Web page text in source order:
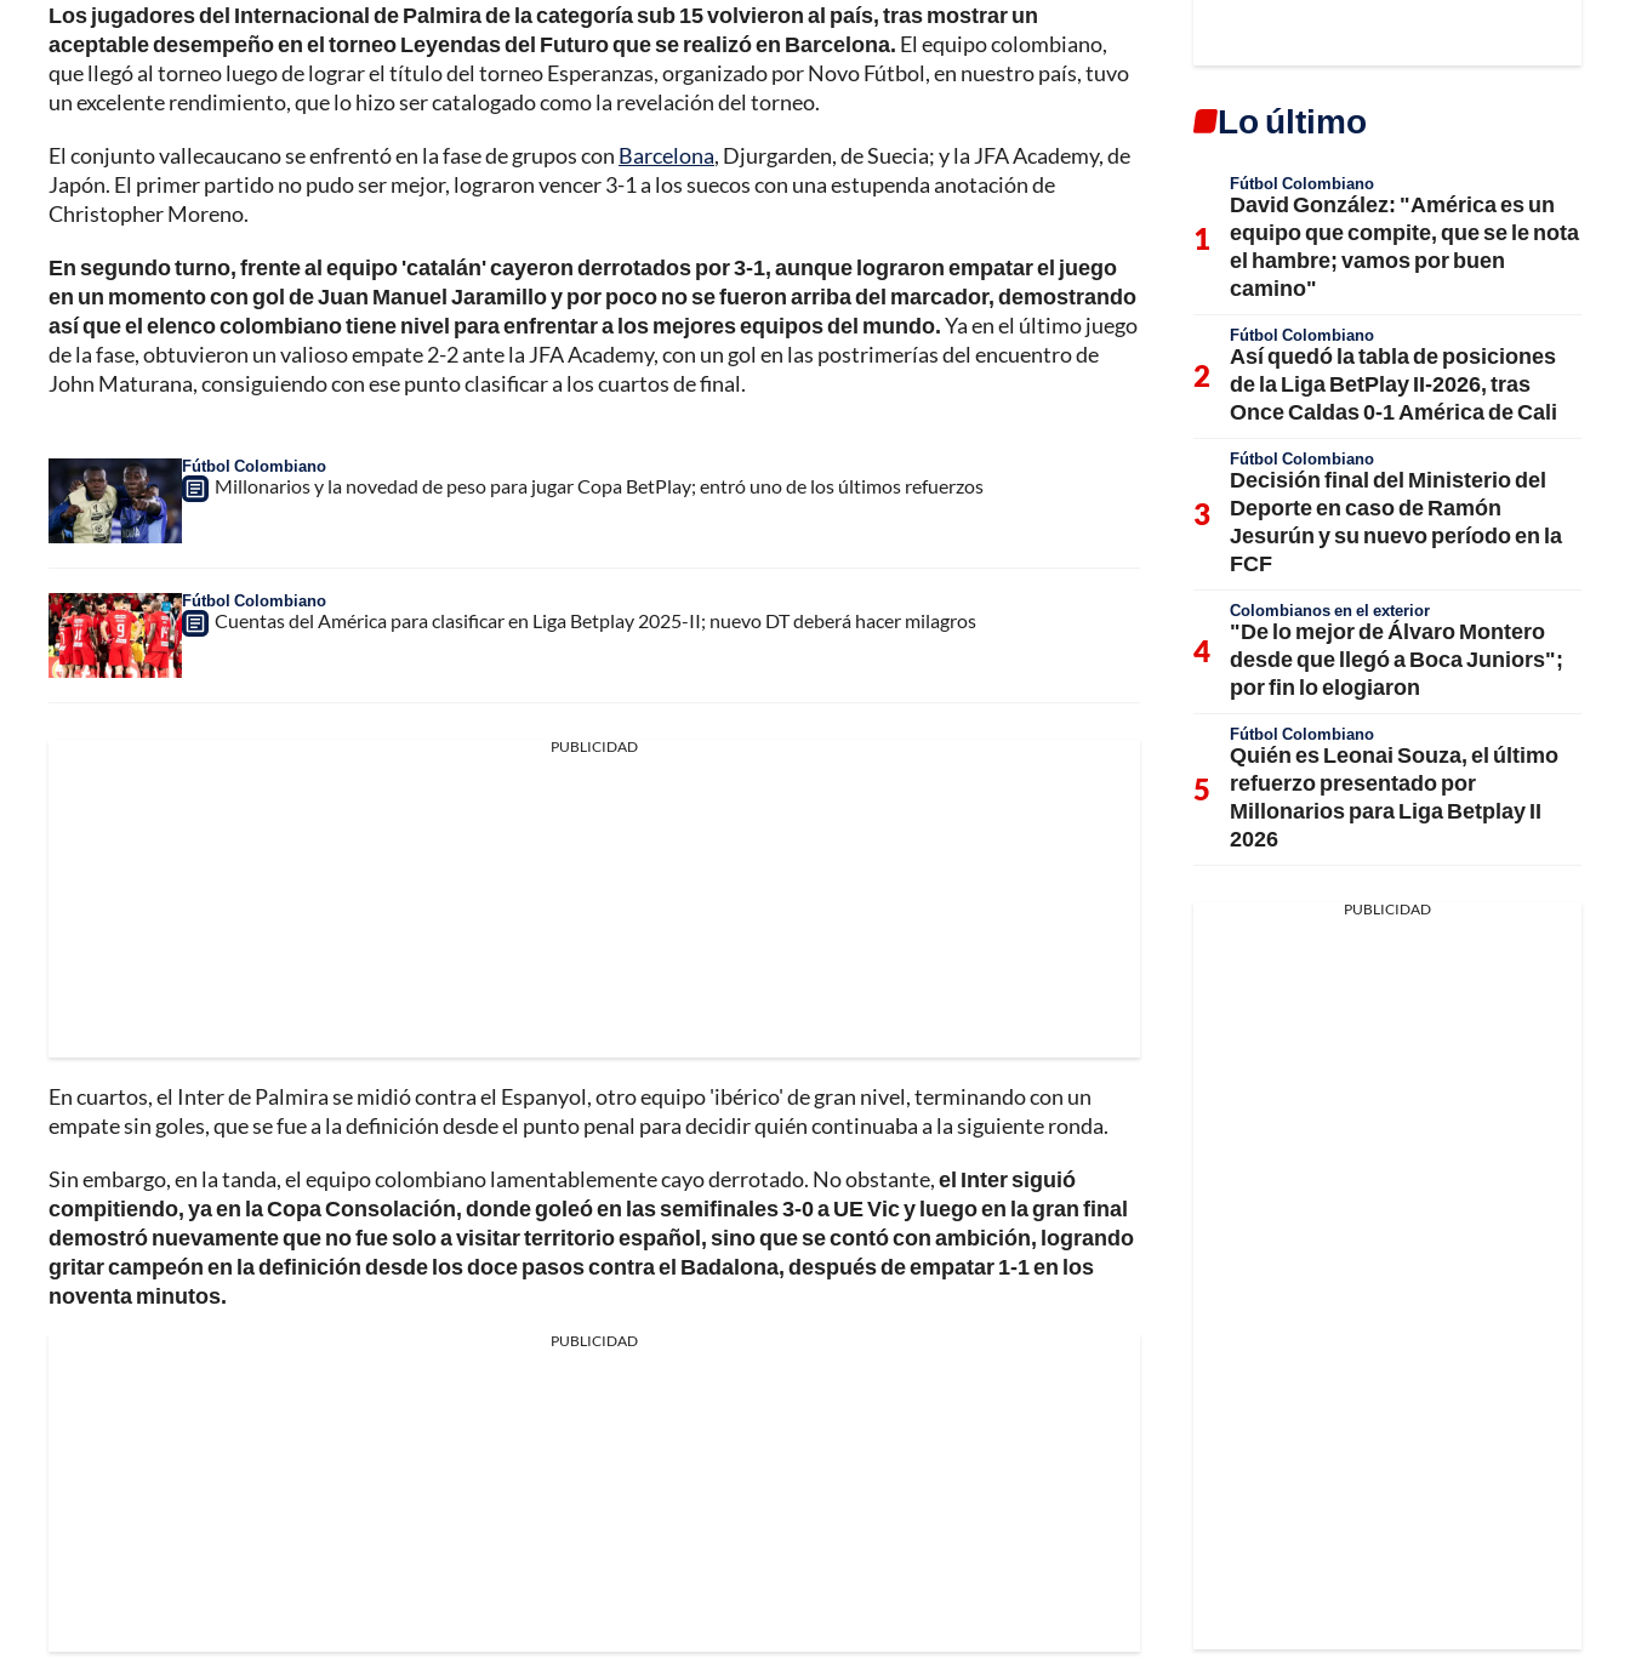
Los jugadores del Internacional de Palmira de la categoría sub 15 volvieron al país, tras mostrar un
aceptable desempeño en el torneo Leyendas del Futuro que se realizó en Barcelona. El equipo colombiano,
que llegó al torneo luego de lograr el título del torneo Esperanzas, organizado por Novo Fútbol, en nuestro país, tuvo
un excelente rendimiento, que lo hizo ser catalogado como la revelación del torneo.
El conjunto vallecaucano se enfrentó en la fase de grupos con Barcelona, Djurgarden, de Suecia; y la JFA Academy, de
Japón. El primer partido no pudo ser mejor, lograron vencer 3-1 a los suecos con una estupenda anotación de
Christopher Moreno.
En segundo turno, frente al equipo 'catalán' cayeron derrotados por 3-1, aunque lograron empatar el juego
en un momento con gol de Juan Manuel Jaramillo y por poco no se fueron arriba del marcador, demostrando
así que el elenco colombiano tiene nivel para enfrentar a los mejores equipos del mundo.Ya en el último juego
de la fase, obtuvieron un valioso empate 2-2 ante la JFA Academy, con un gol en las postrimerías del encuentro de
John Maturana, consiguiendo con ese punto clasificar a los cuartos de final.
Fútbol Colombiano
Millonarios y la novedad de peso para jugar Copa BetPlay; entró uno de los últimos refuerzos
Fútbol Colombiano
Cuentas del América para clasificar en Liga Betplay 2025-II; nuevo DT deberá hacer milagros
PUBLICIDAD
En cuartos, el Inter de Palmira se midió contra el Espanyol, otro equipo 'ibérico' de gran nivel, terminando con un
empate sin goles, que se fue a la definición desde el punto penal para decidir quién continuaba a la siguiente ronda.
Sin embargo, en la tanda, el equipo colombiano lamentablemente cayo derrotado. No obstante,el Inter siguió
compitiendo, ya en la Copa Consolación, donde goleó en las semifinales 3-0 a UE Vic y luego en la gran final
demostró nuevamente que no fue solo a visitar territorio español, sino que se contó con ambición, logrando
gritar campeón en la definición desde los doce pasos contra el Badalona, después de empatar 1-1 en los
noventa minutos.
PUBLICIDAD
Lo último
Fútbol Colombiano
David González: "América es un
equipo que compite, que se le nota
el hambre; vamos por buen
camino"
Fútbol Colombiano
Así quedó la tabla de posiciones
de la Liga BetPlay II-2026, tras
Once Caldas 0-1 América de Cali
Fútbol Colombiano
Decisión final del Ministerio del
Deporte en caso de Ramón
Jesurún y su nuevo período en la
FCF
Colombianos en el exterior
"De lo mejor de Álvaro Montero
desde que llegó a Boca Juniors";
por fin lo elogiaron
Fútbol Colombiano
Quién es Leonai Souza, el último
refuerzo presentado por
Millonarios para Liga Betplay II
2026
PUBLICIDAD